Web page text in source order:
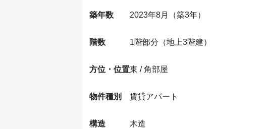
築年数 2023年8月（築3年）
階数 1階部分（地上3階建）
方位・位置東 / 角部屋
物件種別 賃貸アパート
構造 木造